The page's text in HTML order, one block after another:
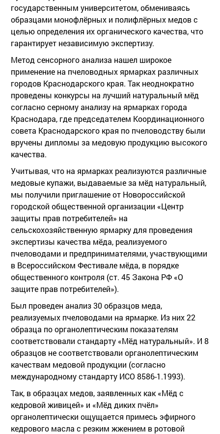
государственным университетом, обмениваясь
образцами монофлёрных и полифлёрных медов с
целью определения их органического качества, что
гарантирует независимую экспертизу.
Метод сенсорного анализа нашел широкое
применение на пчеловодных ярмарках различных
городов Краснодарского края. Так неоднократно
проведены конкурсы на лучший натуральный мёд
согласно серному анализу на ярмарках города
Краснодара, где председателем Координационного
совета Краснодарского края по пчеловодству были
вручены дипломы за медовую продукцию высокого
качества.
Учитывая, что на ярмарках реализуются различные
медовые купажи, выдаваемые за мёд натуральный,
мы получили приглашение от Новороссийской
городской общественной организации «Центр
защиты прав потребителей» на
сельскохозяйственную ярмарку для проведения
экспертизы качества мёда, реализуемого
пчеловодами и предпринимателями, участвующими
в Всероссийском Фестивале мёда, в порядке
общественного контроля (ст. 45 Закона РФ «О
защите прав потребителей»).
Был проведен анализ 30 образцов меда,
реализуемых пчеловодами на ярмарке. Из них 22
образца по органолептическим показателям
соответствовали стандарту «Мёд натуральный». И 8
образцов не соответствовали органолептическим
качествам медовой продукции (согласно
международному стандарту ИСО 8586-1.1993).
Так, в образцах медов, заявленных как «Мёд с
кедровой живицей» и «Мёд диких пчёл»
органолептически ощущается примесь эфирного
кедрового масла с резким жжением в ротовой